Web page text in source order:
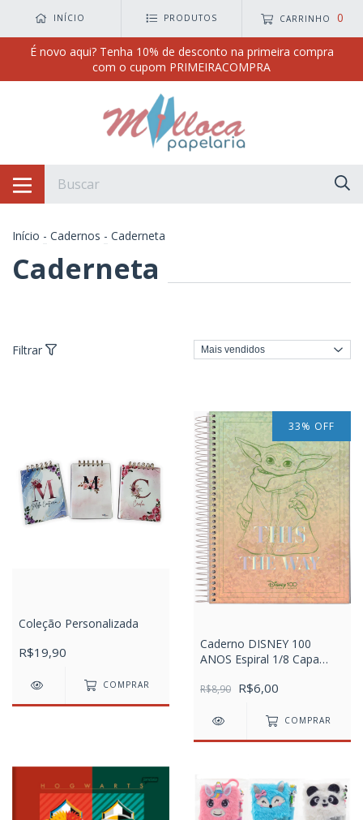
INÍCIO PRODUTOS CARRINHO 0
É novo aqui? Tenha 10% de desconto na primeira compra
com o cupom PRIMEIRACOMPRA
Início - Cadernos - Caderneta
Caderneta
Filtrar
Coleção Personalizada
R$19,90
COMPRAR
33% OFF
Caderno DISNEY 100
ANOS Espiral 1/8 Capa
R$8,90 R$6,00
COMPRAR